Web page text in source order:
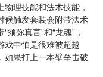
理技能和法术技能，
候触发套装会附带法术
弥真言”和“龙魂”，
戏中怕是很难被超越
如果打上一本壁垒击破